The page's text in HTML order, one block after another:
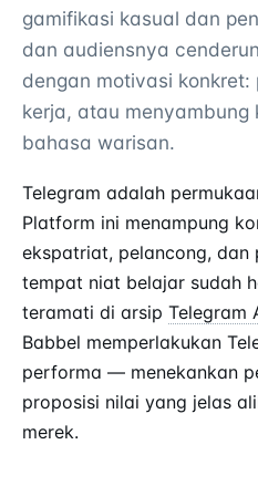
gamifikasi kasual dan
dan audiensnya
dengan motivasi konkret:
kerja, atau menyambung
bahasa warisan.
Telegram adalah
Platform ini menampung
ekspatriat, pelancong, dan
tempat niat belajar sudah
teramati di arsip Telegram
Babbel memperlakukan
performa — menekankan
proposisi nilai yang jelas
merek.